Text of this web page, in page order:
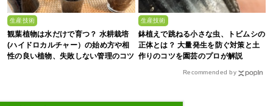
生産技術
観葉植物は水だけで育つ？ 水耕栽培
(ハイドロカルチャー）の始め方や相
性の良い植物、失敗しない管理のコツ
生産技術
鉢植えで跳ねる小さな虫、トビムシの
正体とは？ 大量発生を防ぐ対策と土
作りのコツを園芸のプロが解説
Recommended by